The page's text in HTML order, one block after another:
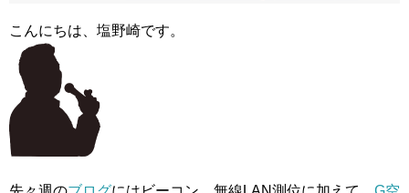
こんにちは、塩野崎です。